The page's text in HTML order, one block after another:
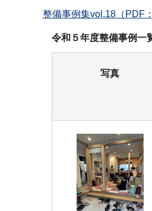
整備事例集vol.18（PDF
令和５年度整備事例一
写真